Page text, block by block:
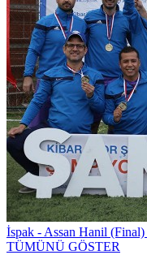
İspak - Assan Hanil (Final)
TÜMÜNÜ GÖSTER